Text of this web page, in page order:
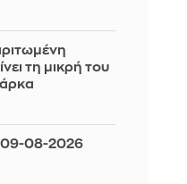
τη μικρή του
09-08-2026